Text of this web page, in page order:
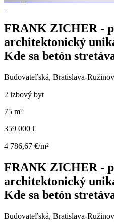
FRANK ZICHER -
architektonický
Kde sa betón
Budovateľská, Bratislava-
2 izbový byt
75 m²
359 000 €
4 786,67 €/m²
FRANK ZICHER -
architektonický
Kde sa betón
Budovateľská, Bratislava-